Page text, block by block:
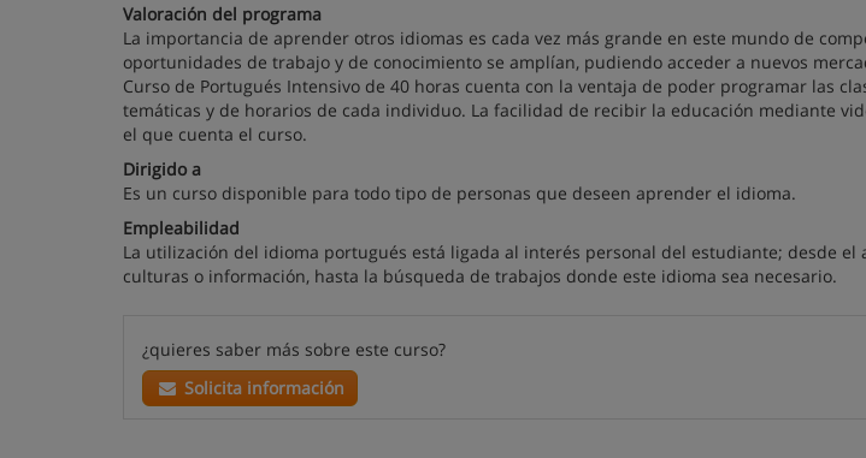
Valoración del programa
La importancia de aprender otros idiomas es cada vez más grande en este mundo de
oportunidades de trabajo y de conocimiento se amplían, pudiendo acceder a nuevos
Curso de Portugués Intensivo de 40 horas cuenta con la ventaja de poder programar las
temáticas y de horarios de cada individuo. La facilidad de recibir la educación mediante
el que cuenta el curso.
Dirigido a
Es un curso disponible para todo tipo de personas que deseen aprender el idioma.
Empleabilidad
La utilización del idioma portugués está ligada al interés personal del estudiante; desde el
culturas o información, hasta la búsqueda de trabajos donde este idioma sea necesario.
¿quieres saber más sobre este curso?
Solicita información